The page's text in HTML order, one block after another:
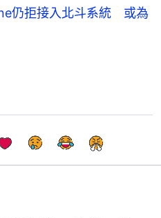
仍拒接入北斗系統 或為